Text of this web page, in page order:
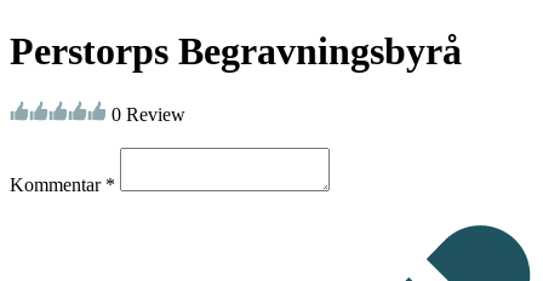
Perstorps Begravningsbyrå
0 Review
Kommentar *